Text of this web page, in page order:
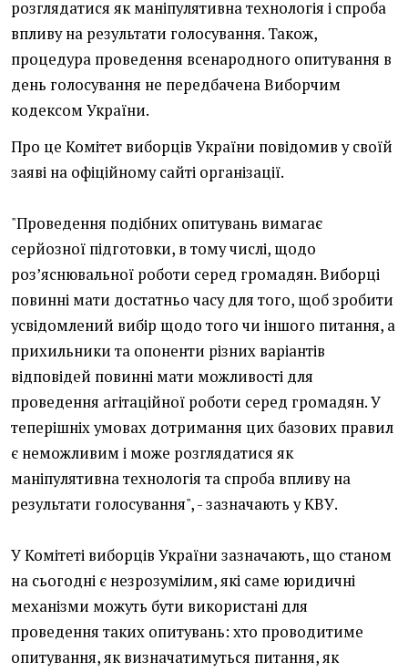
розглядатися як маніпулятивна технологія і спроба
впливу на результати голосування. Також,
процедура проведення всенародного опитування в
день голосування не передбачена Виборчим
кодексом України.
Про це Комітет виборців України повідомив у своїй
заяві на офіційному сайті організації.
"Проведення подібних опитувань вимагає
серйозної підготовки, в тому числі, щодо
роз’яснювальної роботи серед громадян. Виборці
повинні мати достатньо часу для того, щоб зробити
усвідомлений вибір щодо того чи іншого питання, а
прихильники та опоненти різних варіантів
відповідей повинні мати можливості для
проведення агітаційної роботи серед громадян. У
теперішніх умовах дотримання цих базових правил
є неможливим і може розглядатися як
маніпулятивна технологія та спроба впливу на
результати голосування", - зазначають у КВУ.
У Комітеті виборців України зазначають, що станом
на сьогодні є незрозумілим, які саме юридичні
механізми можуть бути використані для
проведення таких опитувань: хто проводитиме
опитування, як визначатимуться питання, як